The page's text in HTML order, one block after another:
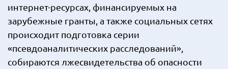
интернет-ресурсах, финансируемых на
зарубежные гранты, а также социальных сетях
происходит подготовка серии
«псевдоаналитических расследований»,
собираются лжесвидетельства об опасности